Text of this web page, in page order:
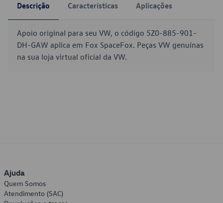
Descrição Características Aplicações
Apoio original para seu VW, o código 5Z0-885-901-
DH-GAW aplica em Fox SpaceFox. Peças VW genuínas
na sua loja virtual oficial da VW.
Ajuda
Quem Somos
Atendimento (SAC)